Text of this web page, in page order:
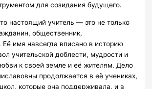
для созидания будущего.
настоящий учитель — это не только
общественник,
Её имя навсегда вписано в историю
учительской доблести, мудрости и
к своей земле и её жителям. Дело
продолжается в её учениках,
которые она поддерживала, и в